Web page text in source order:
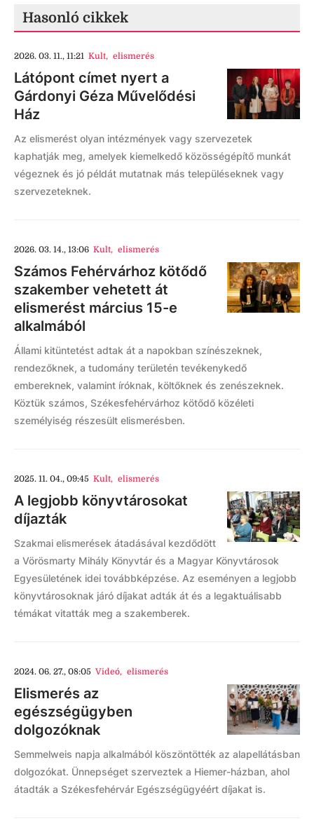
Hasonló cikkek
2026. 03. 11., 11:21 Kult, elismerés
Látópont címet nyert a
Gárdonyi Géza Művelődési
Ház
Az elismerést olyan intézmények vagy szervezetek
kaphatják meg, amelyek kiemelkedő közösségépítő munkát
végeznek és jó példát mutatnak más településeknek vagy
szervezeteknek.
2026. 03. 14., 13:06 Kult, elismerés
Számos Fehérvárhoz kötődő
szakember vehetett át
elismerést március 15-e
alkalmából
Állami kitüntetést adtak át a napokban színészeknek,
rendezőknek, a tudomány területén tevékenykedő
embereknek, valamint íróknak, költőknek és zenészeknek.
Köztük számos, Székesfehérvárhoz kötődő közéleti
személyiség részesült elismerésben.
2025. 11. 04., 09:45 Kult, elismerés
A legjobb könyvtárosokat
díjazták
Szakmai elismerések átadásával kezdődött
a Vörösmarty Mihály Könyvtár és a Magyar Könyvtárosok
Egyesületének idei továbbképzése. Az eseményen a legjobb
könyvtárosoknak járó díjakat adták át és a legaktuálisabb
témákat vitatták meg a szakemberek.
2024. 06. 27., 08:05 Videó, elismerés
Elismerés az
egészségügyben
dolgozóknak
Semmelweis napja alkalmából köszöntötték az alapellátásban
dolgozókat. Ünnepséget szerveztek a Hiemer-házban, ahol
átadták a Székesfehérvár Egészségügyéért díjakat is.